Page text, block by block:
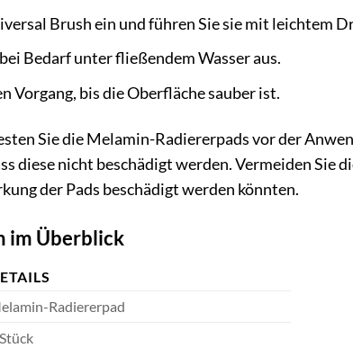
Brush ein und führen Sie sie mit leichtem
Bedarf unter fließendem Wasser aus.
Vorgang, bis die Oberfläche sauber ist.
Sie die Melamin-Radiererpads vor der
diese nicht beschädigt werden. Vermeiden
der Pads beschädigt werden könnten.
im Überblick
Radiererpad